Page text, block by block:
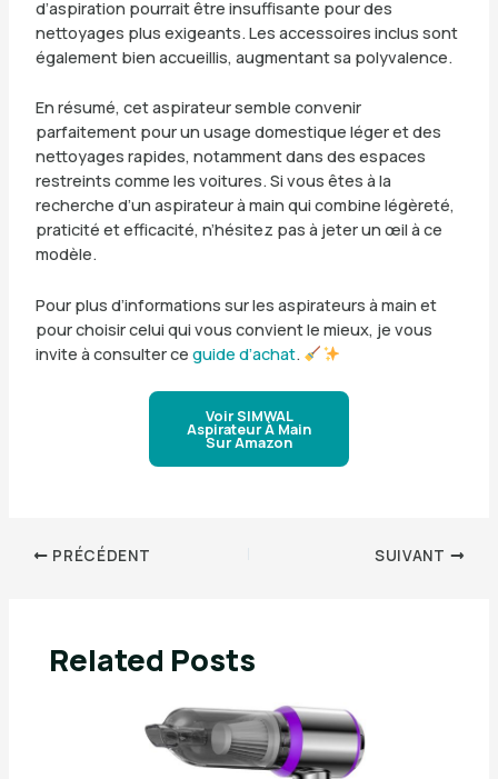
d’aspiration pourrait être insuffisante pour des
nettoyages plus exigeants. Les accessoires inclus sont
également bien accueillis, augmentant sa polyvalence.
En résumé, cet aspirateur semble convenir
parfaitement pour un usage domestique léger et des
nettoyages rapides, notamment dans des espaces
restreints comme les voitures. Si vous êtes à la
recherche d’un aspirateur à main qui combine légèreté,
praticité et efficacité, n’hésitez pas à jeter un œil à ce
modèle.
Pour plus d’informations sur les aspirateurs à main et
pour choisir celui qui vous convient le mieux, je vous
invite à consulter ce guide d’achat.
Voir SIMWAL
Aspirateur À Main
Sur Amazon
PRÉCÉDENT SUIVANT
Related Posts